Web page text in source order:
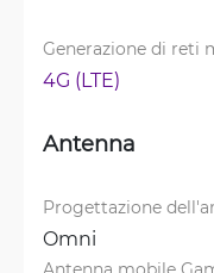
Generazione di reti
4G (LTE)
Antenna
Progettazione
Omni